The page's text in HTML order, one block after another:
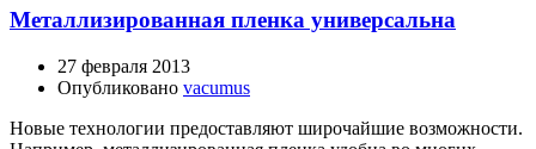
Металлизированная пленка универсальна
27 февраля 2013
Опубликовано vacumus
Новые технологии предоставляют широчайшие возможности.